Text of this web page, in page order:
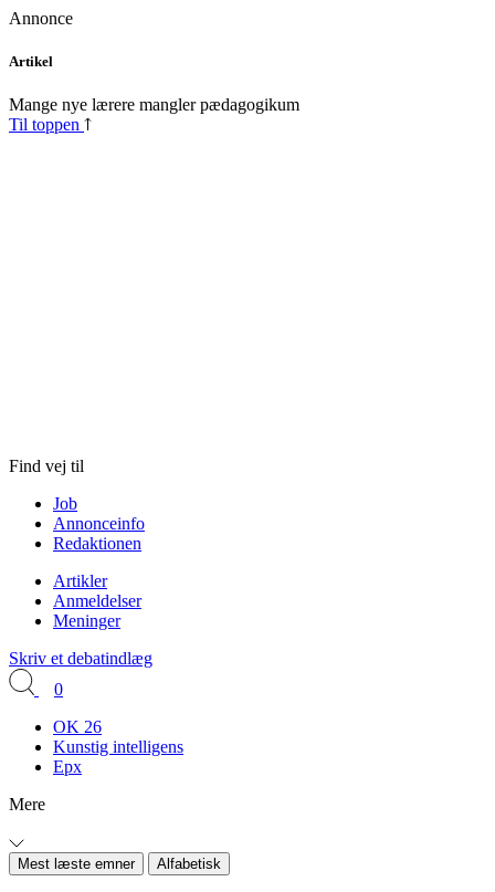
Annonce
Skip
content
Artikel
Mange nye lærere mangler pædagogikum
Til toppen
Find vej til
Job
Annonceinfo
Redaktionen
Artikler
Anmeldelser
Meninger
Skriv et debatindlæg
0
OK 26
Kunstig intelligens
Epx
Mere
Mest læste emner Alfabetisk